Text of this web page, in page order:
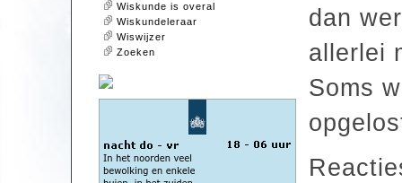
Wiskunde is overal
Wiskundeleraar
Wiswijzer
Zoeken
dan
allerlei
Soms